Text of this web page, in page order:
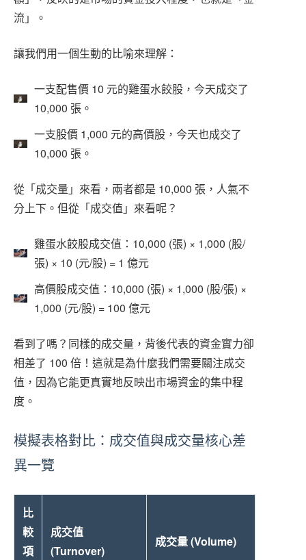
流」。
讓我們用一個生動的比喻來理解：
一支配售價 10 元的雞蛋水餃股，今天成交了
10,000 張。
一支股價 1,000 元的高價股，今天也成交了
10,000 張。
從「成交量」來看，兩者都是 10,000 張，人氣不
分上下。但從「成交值」來看呢？
雞蛋水餃股成交值：10,000 (張) × 1,000 (股/
張) × 10 (元/股) = 1 億元
高價股成交值：10,000 (張) × 1,000 (股/張) ×
1,000 (元/股) = 100 億元
看到了嗎？同樣的成交量，背後代表的資金實力卻
相差了 100 倍！這就是為什麼我們需要關注成交
值，因為它能更真實地反映出市場資金的集中程
度。
模擬表格對比：成交值與成交量核心差
異一覽
比
較
項
成交值
(Turnover)
成交量 (Volume)